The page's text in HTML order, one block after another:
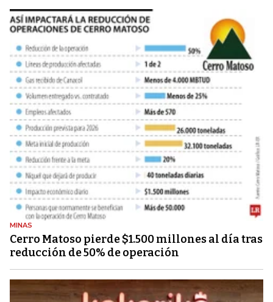
MINAS
Cerro Matoso pierde $1.500 millones al día tras
reducción de 50% de operación